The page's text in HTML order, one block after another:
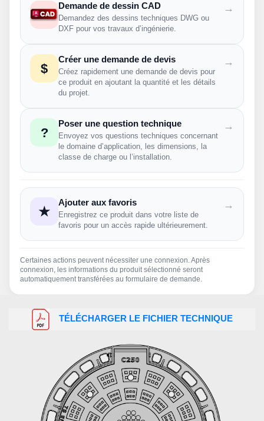
Demande de dessin CAD
Demandez des dessins techniques DWG ou
DXF pour vos travaux d’ingénierie.
→
$
Créer une demande de devis
Créez rapidement une demande de devis pour
ce produit en ajoutant la quantité et les détails
du projet.
→
?
Poser une question technique
Envoyez vos questions techniques concernant
le domaine d’application, les dimensions, la
classe de charge ou l’installation.
→
★
Ajouter aux favoris
Enregistrez ce produit dans votre liste de
favoris pour un accès rapide ultérieurement.
→
Certaines actions peuvent nécessiter une connexion. Après
connexion, les informations du produit sélectionné seront
automatiquement transférées au formulaire de demande.
TÉLÉCHARGER LE FICHIER TECHNIQUE